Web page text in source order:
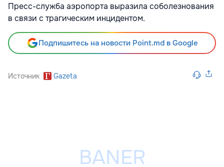
Пресс-служба аэропорта выразила соболезнования
в связи с трагическим инцидентом.
Подпишитесь на новости Point.md в Google
Источник Gazeta